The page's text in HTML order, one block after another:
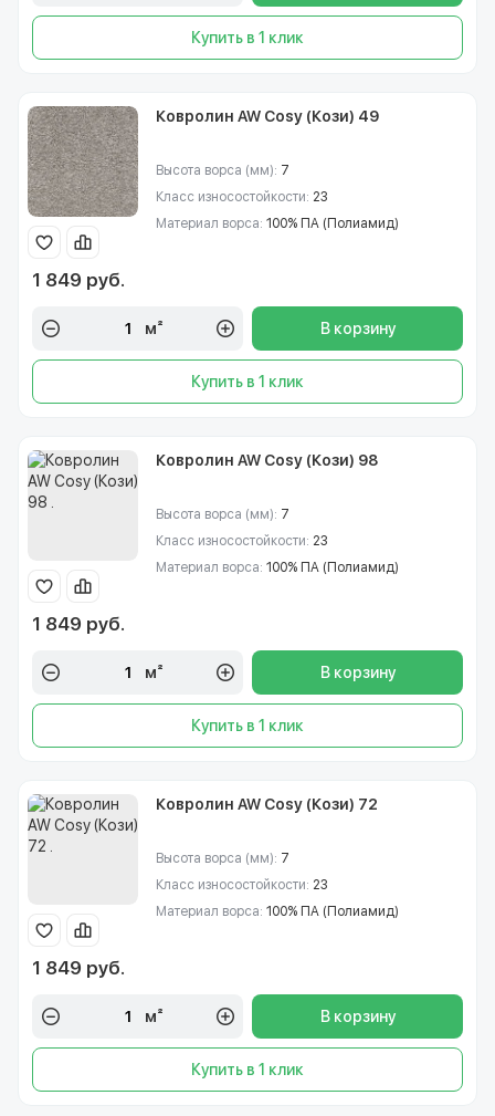
Купить в 1 клик
Ковролин AW Cosy (Кози) 49
Высота ворса (мм): 7
Класс износостойкости: 23
Материал ворса: 100% ПА (Полиамид)
1 849 руб.
м² В корзину
Купить в 1 клик
Ковролин AW Cosy (Кози) 98
Высота ворса (мм): 7
Класс износостойкости: 23
Материал ворса: 100% ПА (Полиамид)
1 849 руб.
м² В корзину
Купить в 1 клик
Ковролин AW Cosy (Кози) 72
Высота ворса (мм): 7
Класс износостойкости: 23
Материал ворса: 100% ПА (Полиамид)
1 849 руб.
м² В корзину
Купить в 1 клик